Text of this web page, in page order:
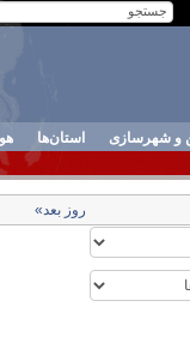
و شهرسازی استان‌ها
روز بعد»